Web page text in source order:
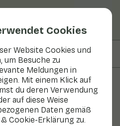
Cookies
Website Cookies und
um Besuche zu
Meldungen in
Mit einem Klick auf
du deren Verwendung
auf diese Weise
Daten gemäß
Cookie-Erklärung zu.